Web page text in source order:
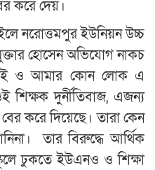
করে দেয়।
নরোত্তমপুর ইউনিয়ন উচ্চ
হোসেন অভিযোগ নাকচ
ও আমার কোন লোক এ
শিক্ষক দুর্নীতিবাজ, এজন্য
করে দিয়েছে। তারা কেন
তার বিরুদ্ধে আর্থিক
ঢুকতে ইউএনও ও শিক্ষা